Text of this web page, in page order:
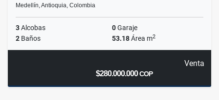
Medellín, Antioquia, Colombia
3Alcobas 0Garaje
2 Baños 53.18Área m2
Venta
$280.000.000COP